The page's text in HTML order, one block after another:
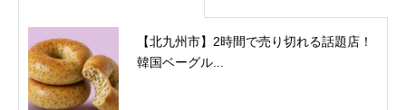
【北九州市】2時間で売り切れる話題店！
韓国ベーグル...